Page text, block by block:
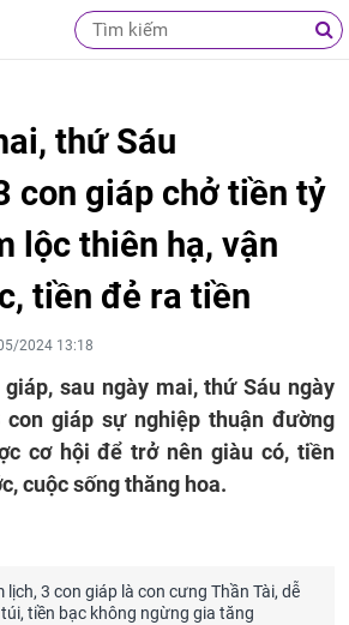
thứ Sáu
con giáp chở tiền tỷ
lộc thiên hạ, vận
tiền đẻ ra tiền
2024 13:18
sau ngày mai, thứ Sáu ngày
giáp sự nghiệp thuận đường
cơ hội để trở nên giàu có, tiền
cuộc sống thăng hoa.
3 con giáp là con cưng Thần Tài, dễ
tiền bạc không ngừng gia tăng